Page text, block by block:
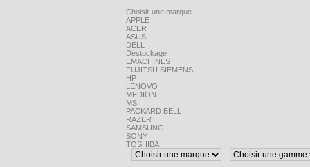
Choisir une marque
APPLE
ACER
ASUS
DELL
Déstockage
EMACHINES
FUJITSU SIEMENS
HP
LENOVO
MEDION
MSI
PACKARD BELL
RAZER
SAMSUNG
SONY
TOSHIBA